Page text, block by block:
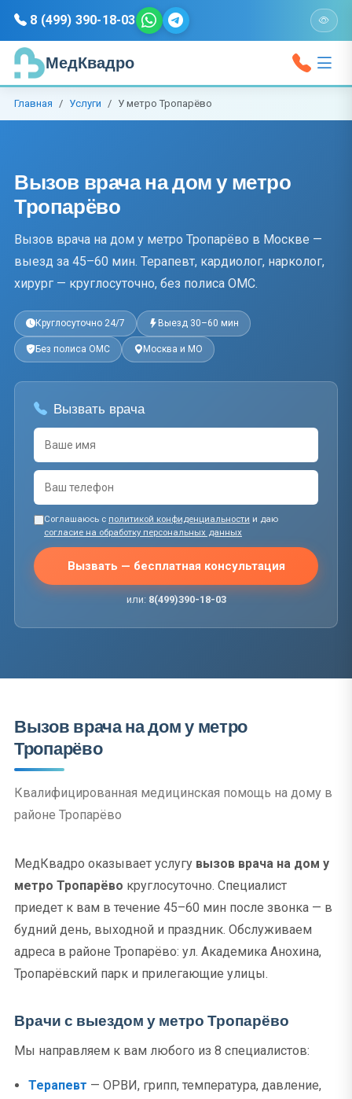
8 (499) 390-18-03
МедКвадро
Главная Услуги У метро Тропарёво
Вызов врача на дом у метро
Тропарёво
Вызов врача на дом у метро Тропарёво в Москве —
выезд за 45–60 мин. Терапевт, кардиолог, нарколог,
хирург — круглосуточно, без полиса ОМС.
Круглосуточно 24/7 Выезд 30–60 мин
Без полиса ОМС Москва и МО
Вызвать врача
Соглашаюсь с политикой конфиденциальности и даю
согласие на обработку персональных данных
Вызвать — бесплатная консультация
или: 8(499)390-18-03
Вызов врача на дом у метро
Тропарёво
Квалифицированная медицинская помощь на дому в
районе Тропарёво
МедКвадро оказывает услугу вызов врача на дом у
метро Тропарёво круглосуточно. Специалист
приедет к вам в течение 45–60 мин после звонка — в
будний день, выходной и праздник. Обслуживаем
адреса в районе Тропарёво: ул. Академика Анохина,
Тропарёвский парк и прилегающие улицы.
Врачи с выездом у метро Тропарёво
Мы направляем к вам любого из 8 специалистов:
Терапевт — ОРВИ, грипп, температура, давление,